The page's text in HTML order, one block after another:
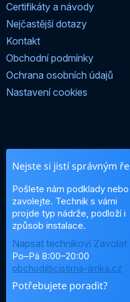
Certifikáty a návody
Nejčastější dotazy
Kontakt
Obchodní podmínky
Ochrana osobních údajů
Nastavení cookies
Nejste si jistí správným
Pošlete nám podklady nebo
zavolejte. Technik s vámi
projde typ nádrže, podloží i
způsob instalace.
Napsat technikovi
Po–Pá 8:00–20:00
obchod@cistirna-jimka.cz
Potřebujete poradit?